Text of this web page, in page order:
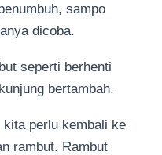
sampo
dicoba.
seperti berhenti
bertambah.
perlu kembali ke
rambut. Rambut